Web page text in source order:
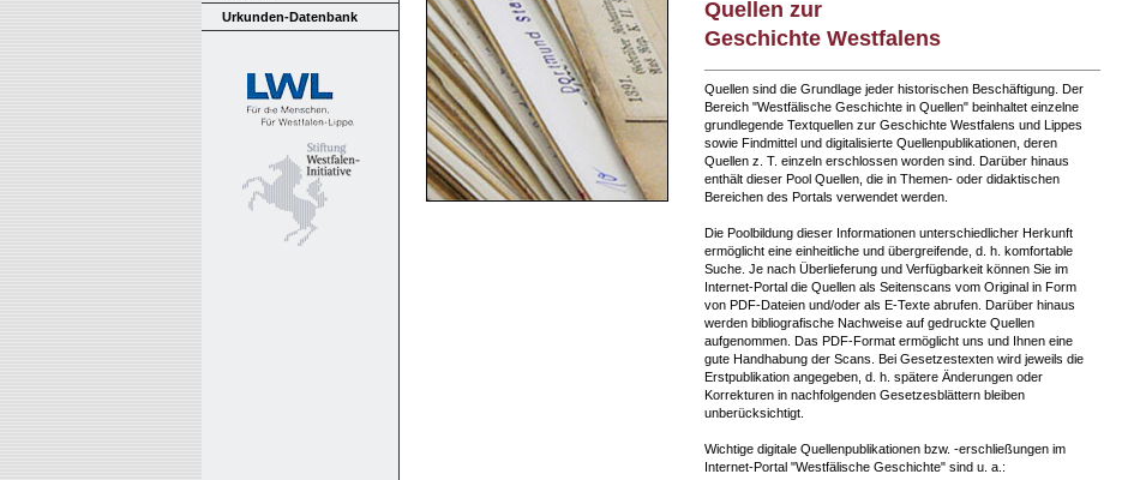
Urkunden-Datenbank
Quellen zur
Geschichte Westfalens
Quellen sind die Grundlage jeder historischen Beschäftigung. Der
Bereich "Westfälische Geschichte in Quellen" beinhaltet einzelne
grundlegende Textquellen zur Geschichte Westfalens und Lippes
sowie Findmittel und digitalisierte Quellenpublikationen, deren
Quellen z. T. einzeln erschlossen worden sind. Darüber hinaus
enthält dieser Pool Quellen, die in Themen- oder didaktischen
Bereichen des Portals verwendet werden.
Die Poolbildung dieser Informationen unterschiedlicher Herkunft
ermöglicht eine einheitliche und übergreifende, d. h. komfortable
Suche. Je nach Überlieferung und Verfügbarkeit können Sie im
Internet-Portal die Quellen als Seitenscans vom Original in Form
von PDF-Dateien und/oder als E-Texte abrufen. Darüber hinaus
werden bibliografische Nachweise auf gedruckte Quellen
aufgenommen. Das PDF-Format ermöglicht uns und Ihnen eine
gute Handhabung der Scans. Bei Gesetzestexten wird jeweils die
Erstpublikation angegeben, d. h. spätere Änderungen oder
Korrekturen in nachfolgenden Gesetzesblättern bleiben
unberücksichtigt.
Wichtige digitale Quellenpublikationen bzw. -erschließungen im
Internet-Portal "Westfälische Geschichte" sind u. a.: